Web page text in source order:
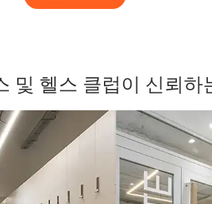
및 헬스 클럽이 신뢰하